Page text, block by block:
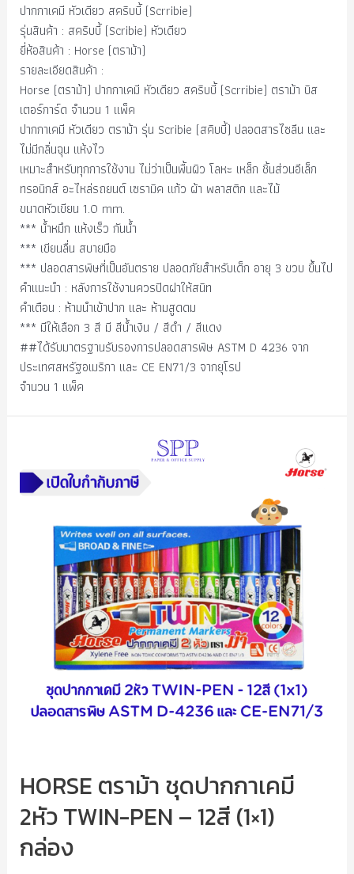
ปากกาเคมี หัวเดียว สคริบบี้ (Scrribie)
รุ่นสินค้า : สคริบบี้ (Scribie) หัวเดียว
ยี่ห้อสินค้า : Horse (ตราม้า)
รายละเอียดสินค้า :
Horse (ตราม้า) ปากกาเคมี หัวเดียว สคริบบี้ (Scrribie) ตราม้า บิส
เตอร์การ์ด จำนวน 1 แพ็ค
ปากกาเคมี หัวเดียว ตราม้า รุ่น Scribie (สคิบบี้) ปลอดสารไซลีน และ
ไม่มีกลิ่นฉุน แห้งไว
เหมาะสำหรับทุกการใช้งาน ไม่ว่าเป็นพื้นผิว โลหะ เหล็ก ชิ้นส่วนอีเล็ก
ทรอนิกส์ อะไหล่รถยนต์ เซรามิค แก้ว ผ้า พลาสติก และไม้
ขนาดหัวเขียน 1.0 mm.
*** น้ำหมึก แห้งเร็ว กันน้ำ
*** เขียนลื่น สบายมือ
*** ปลอดสารพิษที่เป็นอันตราย ปลอดภัยสำหรับเด็ก อายุ 3 ขวบ ขึ้นไป
คำแนะนำ : หลังการใช้งานควรปิดฝาให้สนิท
คำเตือน : ห้ามนำเข้าปาก และ ห้ามสูดดม
*** มีให้เลือก 3 สี มี สีน้ำเงิน / สีดำ / สีแดง
##ได้รับมาตรฐานรับรองการปลอดสารพิษ ASTM D 4236 จาก
ประเทศสหรัฐอเมริกา และ CE EN71/3 จากยุโรป
จำนวน 1 แพ็ค
HORSE ตราม้า ชุดปากกาเคมี
2หัว TWIN-PEN – 12สี (1×1)
กล่อง